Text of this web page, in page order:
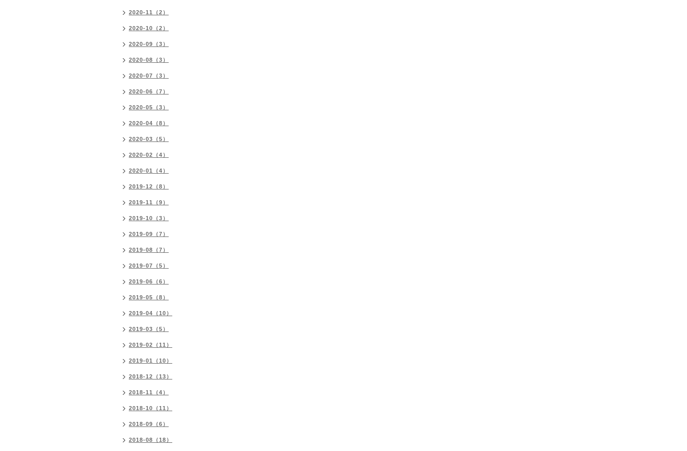
2020-11（2）
2020-10（2）
2020-09（3）
2020-08（3）
2020-07（3）
2020-06（7）
2020-05（3）
2020-04（8）
2020-03（5）
2020-02（4）
2020-01（4）
2019-12（8）
2019-11（9）
2019-10（3）
2019-09（7）
2019-08（7）
2019-07（5）
2019-06（6）
2019-05（8）
2019-04（10）
2019-03（5）
2019-02（11）
2019-01（10）
2018-12（13）
2018-11（4）
2018-10（11）
2018-09（6）
2018-08（18）